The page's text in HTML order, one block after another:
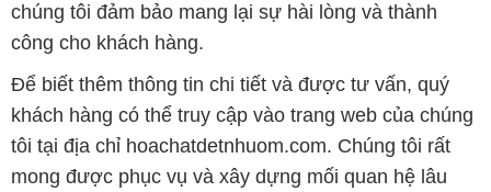
chúng tôi đảm bảo mang lại sự hài lòng và thành
công cho khách hàng.
Để biết thêm thông tin chi tiết và được tư vấn, quý
khách hàng có thể truy cập vào trang web của chúng
tôi tại địa chỉ hoachatdetnhuom.com. Chúng tôi rất
mong được phục vụ và xây dựng mối quan hệ lâu